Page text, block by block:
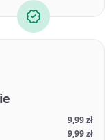
9,99 zł
9,99 zł